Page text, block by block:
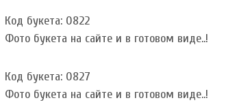
Код букета: 0822
Фото букета на сайте и в готовом виде..!
Код букета: 0827
Фото букета на сайте и в готовом виде..!